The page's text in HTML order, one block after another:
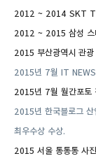
2012 ~ 2014 SKT T
2012 ~ 2015 삼성 스
2015 부산광역시 관광
2015년 7월 IT
2015년 7월 월간포토
2015년 한국블로그
최우수상 수상.
2015 서울 통통통 사